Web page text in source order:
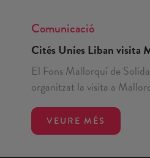
Comunicació
Cités Unies Liban visita
El Fons Mallorquí de
organitzat la visita a
VEURE MÉS